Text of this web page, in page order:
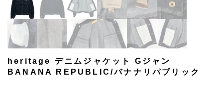
heritage デニムジャケット Gジャン
BANANA REPUBLIC/バナナリパブリック